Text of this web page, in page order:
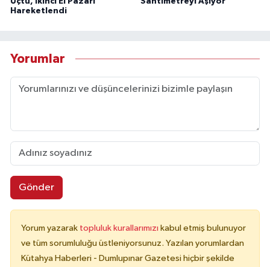
Hareketlendi
Yorumlar
Gönder
Yorum yazarak topluluk kurallarımızı kabul etmiş bulunuyor
ve tüm sorumluluğu üstleniyorsunuz. Yazılan yorumlardan
Kütahya Haberleri - Dumlupınar Gazetesi hiçbir şekilde